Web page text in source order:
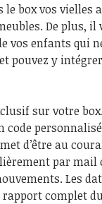
box vos vielles
De plus,
vos enfants qui
pouvez y
sur votre
d’être au
par mail
Les
complet